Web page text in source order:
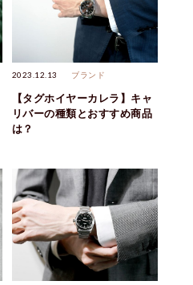
2023.12.13 ブランド
【タグホイヤーカレラ】キャ
リバーの種類とおすすめ商品
は？